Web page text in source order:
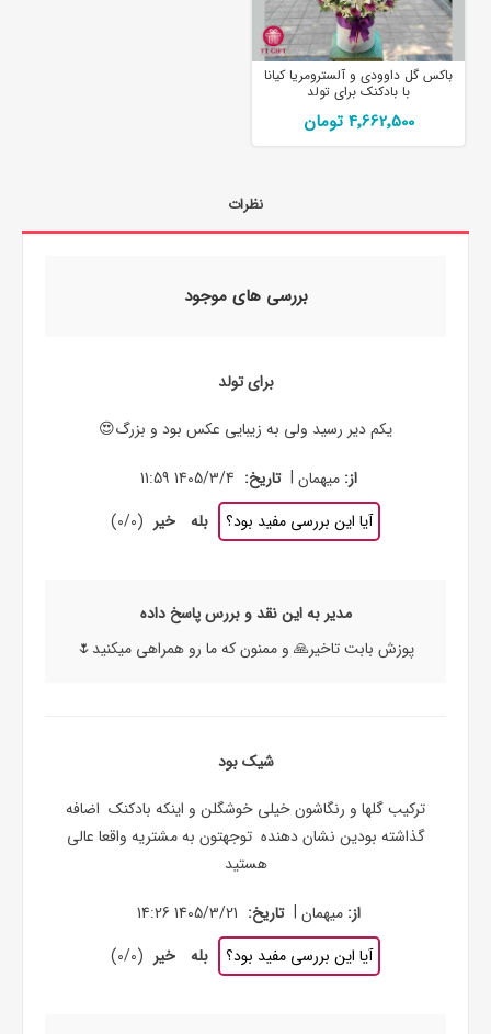
باکس گل داوودی و آلسترومریا کیانا
با بادکنک برای تولد
4٬662٬500 تومان
نظرات
بررسی های موجود
برای تولد
یکم دیر رسید ولی به زیبایی عکس بود و بزرگ😍
از: میهمان | تاریخ: 1405/3/4 11:59
آیا این بررسی مفید بود؟
بله خیر (
0/0
)
مدیر به این نقد و بررس پاسخ داده
پوزش بابت تاخیر🙏 و ممنون که ما رو همراهی میکنید🌷
شیک بود
ترکیب گلها و رنگاشون خیلی خوشگلن و اینکه بادکنک اضافه
گذاشته بودین نشان دهنده توجهتون به مشتریه واقعا عالی
هستید
از: میهمان | تاریخ: 1405/3/21 14:26
آیا این بررسی مفید بود؟
بله خیر (
0/0
)